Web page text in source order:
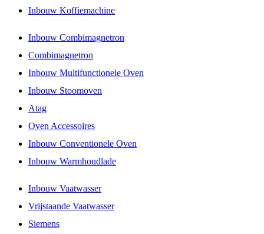
Inbouw Koffiemachine
Inbouw Combimagnetron
Combimagnetron
Inbouw Multifunctionele Oven
Inbouw Stoomoven
Atag
Oven Accessoires
Inbouw Conventionele Oven
Inbouw Warmhoudlade
Inbouw Vaatwasser
Vrijstaande Vaatwasser
Siemens